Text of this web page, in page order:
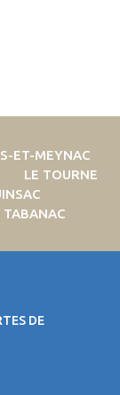
ET-MEYNAC
LE TOURNE
TABANAC
DE